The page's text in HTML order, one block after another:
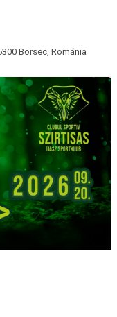
Borsec, Románia